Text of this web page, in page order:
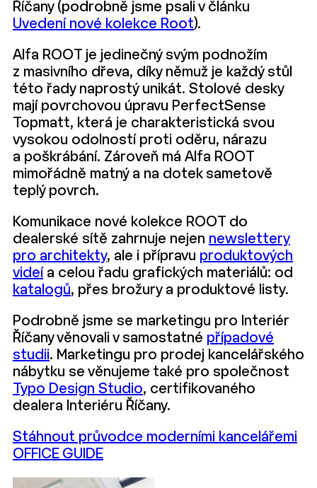
Říčany (podrobně jsme psali v článku
Uvedení nové kolekce Root).
Alfa ROOT je jedinečný svým podnožím
z masivního dřeva, díky němuž je každý stůl
této řady naprostý unikát. Stolové desky
mají povrchovou úpravu PerfectSense
Topmatt, která je charakteristická svou
vysokou odolností proti oděru, nárazu
a poškrábání. Zároveň má Alfa ROOT
mimořádně matný a na dotek sametově
teplý povrch.
Komunikace nové kolekce ROOT do
dealerské sítě zahrnuje nejen newslettery
pro architekty, ale i přípravu produktových
videí a celou řadu grafických materiálů: od
katalogů, přes brožury a produktové listy.
Podrobně jsme se marketingu pro Interiér
Říčany věnovali v samostatné případové
studii. Marketingu pro prodej kancelářského
nábytku se věnujeme také pro společnost
Typo Design Studio, certifikovaného
dealera Interiéru Říčany.
Stáhnout průvodce moderními kancelářemi
OFFICE GUIDE